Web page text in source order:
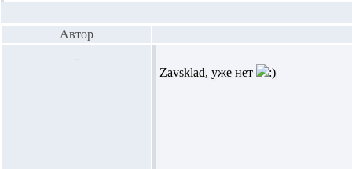
Автор
Zavsklad, уже нет